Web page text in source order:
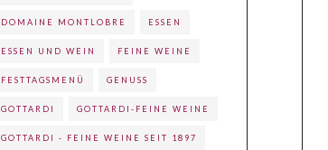
DOMAINE MONTLOBRE ESSEN
ESSEN UND WEIN FEINE WEINE
FESTTAGSMENÜ GENUSS
GOTTARDI GOTTARDI-FEINE WEINE
GOTTARDI - FEINE WEINE SEIT 1897